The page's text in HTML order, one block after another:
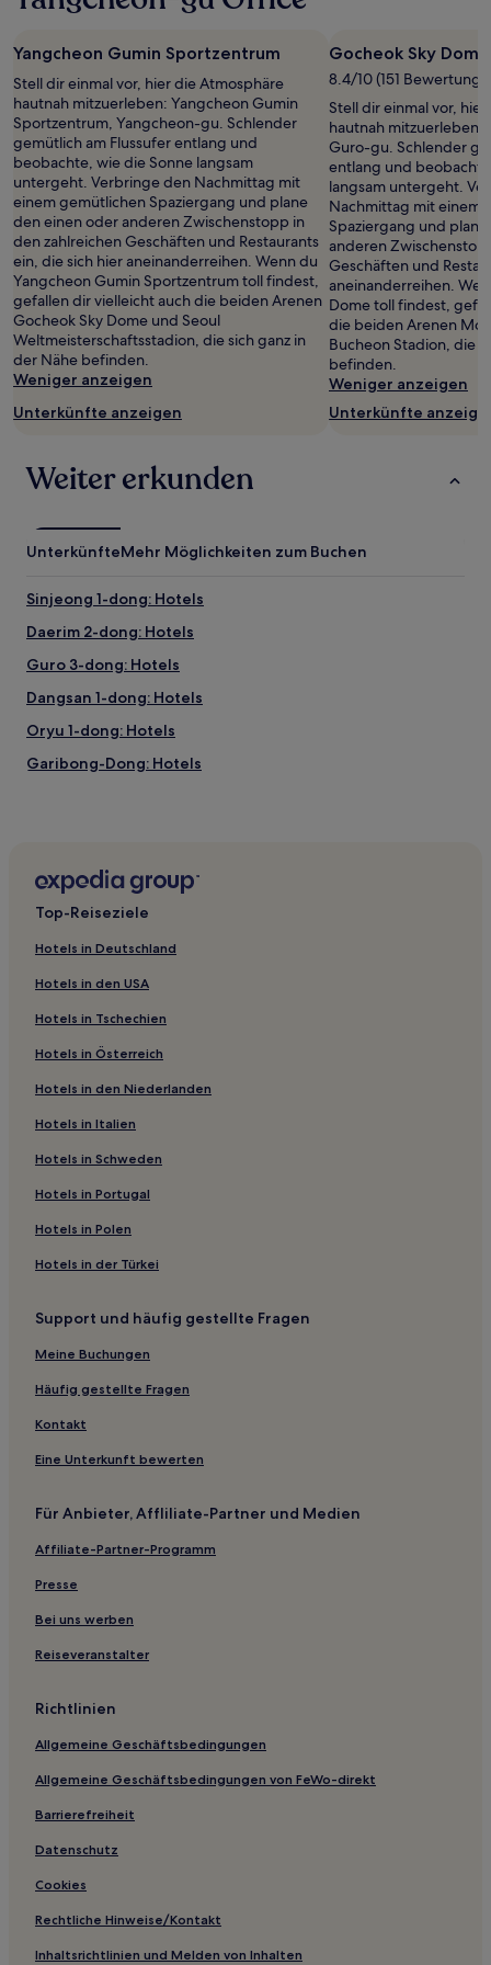
Yangcheon Gumin Sportzentrum
Stell dir einmal vor, hier die Atmosphäre
hautnah mitzuerleben: Yangcheon Gumin
Sportzentrum, Yangcheon-gu. Schlender
gemütlich am Flussufer entlang und
beobachte, wie die Sonne langsam
untergeht. Verbringe den Nachmittag mit
einem gemütlichen Spaziergang und plane
den einen oder anderen Zwischenstopp in
den zahlreichen Geschäften und Restaurants
ein, die sich hier aneinanderreihen. Wenn du
Yangcheon Gumin Sportzentrum toll findest,
gefallen dir vielleicht auch die beiden Arenen
Gocheok Sky Dome und Seoul
Weltmeisterschaftsstadion, die sich ganz in
der Nähe befinden.
Weniger anzeigen
Unterkünfte anzeigen
Gocheok Sky Dome
8.4/10 (151
Stell dir einmal vor,
hautnah mitzuerleben:
Guro-gu. Schlender
entlang und
langsam untergeht.
Nachmittag mit einem
Spaziergang und
anderen
Geschäften und
aneinanderreihen.
Dome toll findest,
die beiden Arenen
Bucheon Stadion, die
befinden.
Weniger anzeigen
Unterkünfte
Weiter erkunden
UnterkünfteMehr Möglichkeiten zum Buchen
Sinjeong 1-dong: Hotels
Daerim 2-dong: Hotels
Guro 3-dong: Hotels
Dangsan 1-dong: Hotels
Oryu 1-dong: Hotels
Garibong-Dong: Hotels
Hotels nahe Station Sindorim
Hwagok 1-dong: Hotels
Singil 5-dong: Hotels
Gocheok-Dong: Hotels
Gaebong 2-dong: Hotels
Sinjeong 3-dong: Hotels
Sinjeong-Dong: Hotels
Sinjeong 4-dong: Hotels
Gocheok 1-dong: Hotels
Mok-Dong: Hotels
Gaebong-Dong: Hotels
Daerim 3-dong: Hotels
Guro 1-dong: Hotels
Deungchon 2-dong: Hotels
Sinjeong 2-dong: Hotels
Yangcheon-Gu: Hotels
Guro-Dong: Hotels
Oryu-Dong: Hotels
Sinwol 1-dong: Hotels
Gasthäuser in Seoul
Hostels in Seoul
Ferienwohnungen in Bangsan Market
Hostels in Cheonggyecheon
Hostels in Sinchon-dong
Hostels in Itaewon
Hostels in Yeonnam-dong
Gasthäuser in Guro Digital Complex
Gasthäuser in Jongno-1.2.3.4 ga-dong
Hostels in Chungmuro
Luxus in Nonhyeon-dong
Top-Reiseziele
Hotels in Deutschland
Hotels in den USA
Hotels in Tschechien
Hotels in Österreich
Hotels in den Niederlanden
Hotels in Italien
Hotels in Schweden
Hotels in Portugal
Hotels in Polen
Hotels in der Türkei
Support und häufig gestellte Fragen
Meine Buchungen
Häufig gestellte Fragen
Kontakt
Eine Unterkunft bewerten
Für Anbieter, Affliliate-Partner und Medien
Affiliate-Partner-Programm
Presse
Bei uns werben
Reiseveranstalter
Richtlinien
Allgemeine Geschäftsbedingungen
Allgemeine Geschäftsbedingungen von FeWo-direkt
Barrierefreiheit
Datenschutz
Cookies
Rechtliche Hinweise/Kontakt
Inhaltsrichtlinien und Melden von Inhalten